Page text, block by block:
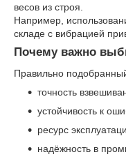
весов из строя.
Например,
складе с вибрацией
Почему важно
Правильно
точность
устойчивость к
ресурс
надёжность в